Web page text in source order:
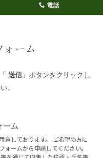
電話
ーム
送信 」ボタンをクリックし
。